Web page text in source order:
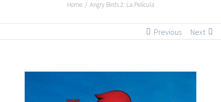
Home / Angry Birds 2: La Película
Previous Next